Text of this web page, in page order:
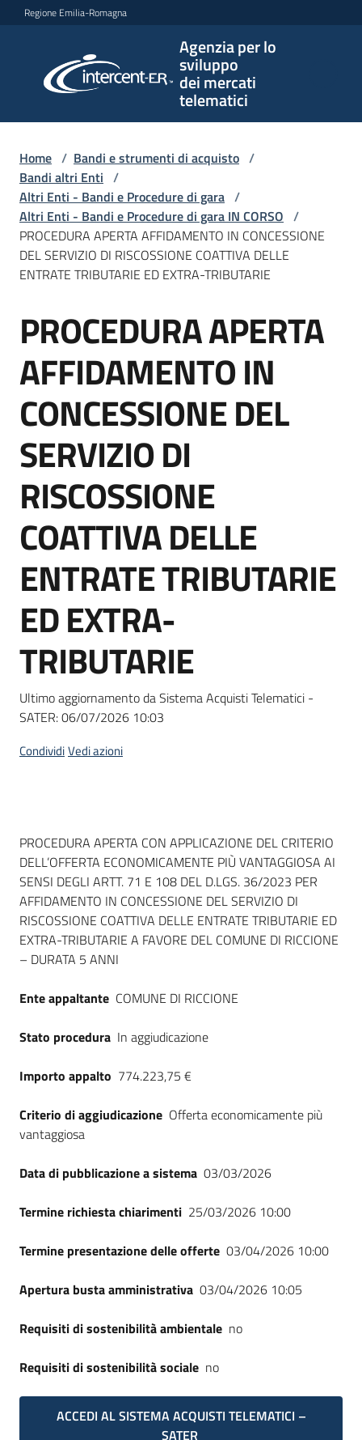
Vai al contenuto
Vai alla navigazione
Vai al footer
Regione Emilia-Romagna
Agenzia per lo
sviluppo
dei mercati
telematici
per lo
sviluppo
telematici
L'Agenzia
e
strumenti
acquisto
Supporto
Piattaforme
telematiche
English
su
Home / Bandi e strumenti di acquisto /
Bandi altri Enti /
Altri Enti - Bandi e Procedure di gara /
Altri Enti - Bandi e Procedure di gara IN CORSO /
PROCEDURA APERTA AFFIDAMENTO IN CONCESSIONE
DEL SERVIZIO DI RISCOSSIONE COATTIVA DELLE
ENTRATE TRIBUTARIE ED EXTRA-TRIBUTARIE
Salta al contenuto
PROCEDURA APERTA
AFFIDAMENTO IN
CONCESSIONE DEL
SERVIZIO DI
RISCOSSIONE
COATTIVA DELLE
ENTRATE TRIBUTARIE
ED EXTRA-
TRIBUTARIE
Ultimo aggiornamento da Sistema Acquisti Telematici -
SATER:06/07/2026 10:03
CondividiVedi azioni
Dati del bando
PROCEDURA APERTA CON APPLICAZIONE DEL CRITERIO
DELL’OFFERTA ECONOMICAMENTE PIÙ VANTAGGIOSA AI
SENSI DEGLI ARTT. 71 E 108 DEL D.LGS. 36/2023 PER
AFFIDAMENTO IN CONCESSIONE DEL SERVIZIO DI
RISCOSSIONE COATTIVA DELLE ENTRATE TRIBUTARIE ED
EXTRA-TRIBUTARIE A FAVORE DEL COMUNE DI RICCIONE
– DURATA 5 ANNI
Ente appaltante COMUNE DI RICCIONE
Stato procedura In aggiudicazione
Importo appalto 774.223,75 €
Criterio di aggiudicazione Offerta economicamente più
vantaggiosa
Data di pubblicazione a sistema 03/03/2026
Termine richiesta chiarimenti 25/03/2026 10:00
Termine presentazione delle offerte 03/04/2026 10:00
Apertura busta amministrativa 03/04/2026 10:05
Requisiti di sostenibilità ambientale no
Requisiti di sostenibilità sociale no
ACCEDI AL SISTEMA ACQUISTI TELEMATICI –
SATER